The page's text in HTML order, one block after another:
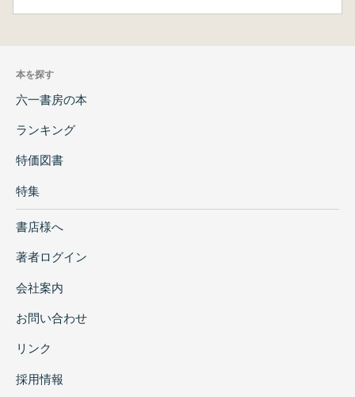
本を探す
六一書房の本
ランキング
特価図書
特集
書店様へ
著者ログイン
会社案内
お問い合わせ
リンク
採用情報